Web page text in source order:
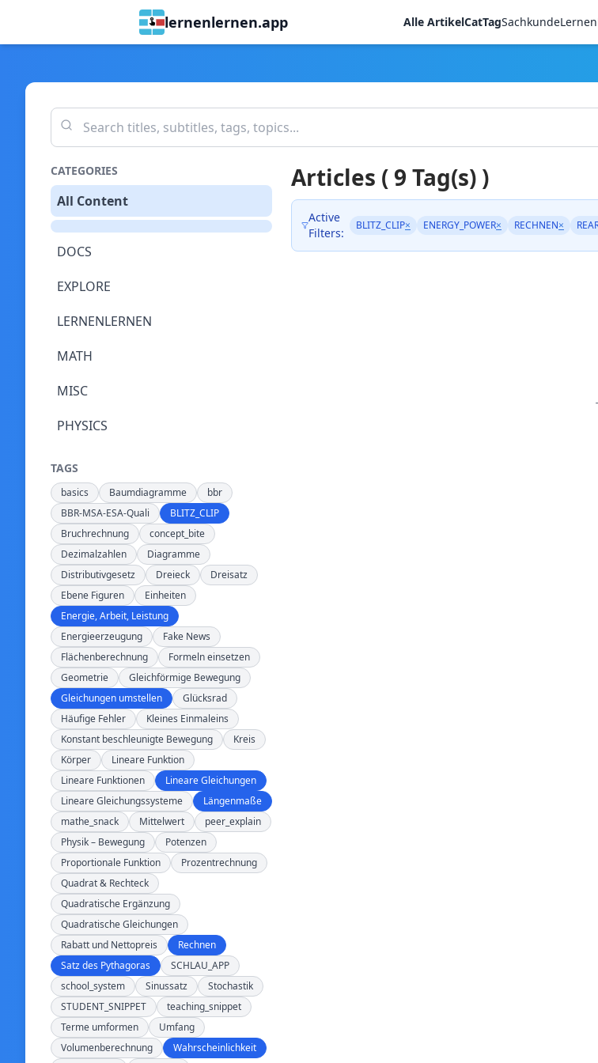
lernenlernen.app Alle ArtikelCatTagSachkunde
CATEGORIES
All Content
DOCS
EXPLORE
LERNENLERNEN
MATH
MISC
PHYSICS
TAGS
basics Baumdiagramme
bbr
BBR-MSA-ESA-Quali
BLITZ_CLIP
Bruchrechnung
concept_bite
Dezimalzahlen
Diagramme
Distributivgesetz
Dreieck
Dreisatz
Ebene Figuren
Einheiten
Energie, Arbeit, Leistung
Energieerzeugung
Fake News
Flächenberechnung
Formeln einsetzen
Geometrie
Gleichförmige Bewegung
Gleichungen umstellen
Glücksrad
Häufige Fehler
Kleines Einmaleins
Konstant beschleunigte Bewegung
Kreis
Körper
Lineare Funktion
Lineare Funktionen
Lineare Gleichungen
Lineare Gleichungssysteme
Längenmaße
mathe_snack
Mittelwert
peer_explain
Physik – Bewegung
Potenzen
Proportionale Funktion
Prozentrechnung
Quadrat & Rechteck
Quadratische Ergänzung
Quadratische Gleichungen
Rabatt und Nettopreis
Rechnen
Satz des Pythagoras
SCHLAU_APP
school_system
Sinussatz
Stochastik
STUDENT_SNIPPET
teaching_snippet
Terme umformen
Umfang
Volumenberechnung
Wahrscheinlichkeit
Articles ( 9 Tag(s) )
Active
Filters:
BLITZ_CLIP× ENERGY_POWER× RECHNEN×